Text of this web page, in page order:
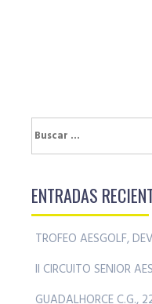
Buscar:
ENTRADAS
TROFEO AESGOLF,
II CIRCUITO SENIOR
GUADALHORCE C.G.,